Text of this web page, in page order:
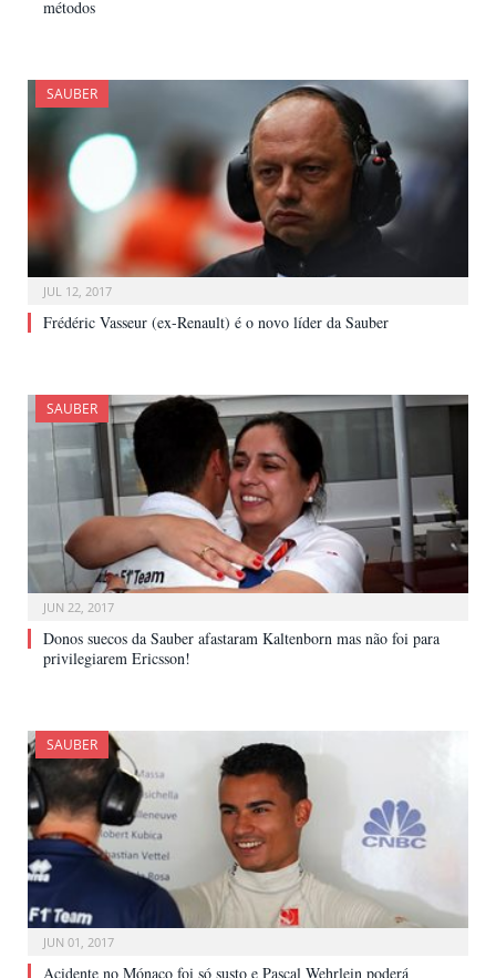
métodos
SAUBER
JUL 12, 2017
Frédéric Vasseur (ex-Renault) é o novo líder da Sauber
SAUBER
JUN 22, 2017
Donos suecos da Sauber afastaram Kaltenborn mas não foi para
privilegiarem Ericsson!
SAUBER
JUN 01, 2017
Acidente no Mónaco foi só susto e Pascal Wehrlein poderá